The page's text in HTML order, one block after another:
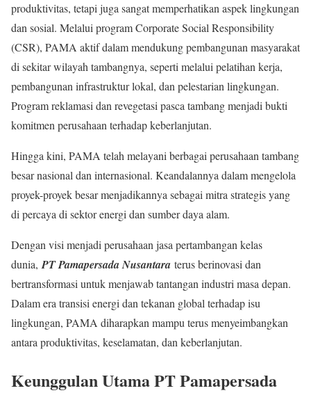
produktivitas, tetapi juga sangat memperhatikan aspek lingkungan
dan sosial. Melalui program Corporate Social Responsibility
(CSR), PAMA aktif dalam mendukung pembangunan masyarakat
di sekitar wilayah tambangnya, seperti melalui pelatihan kerja,
pembangunan infrastruktur lokal, dan pelestarian lingkungan.
Program reklamasi dan revegetasi pasca tambang menjadi bukti
komitmen perusahaan terhadap keberlanjutan.
Hingga kini, PAMA telah melayani berbagai perusahaan tambang
besar nasional dan internasional. Keandalannya dalam mengelola
proyek-proyek besar menjadikannya sebagai mitra strategis yang
di percaya di sektor energi dan sumber daya alam.
Dengan visi menjadi perusahaan jasa pertambangan kelas
dunia, PT Pamapersada Nusantara terus berinovasi dan
bertransformasi untuk menjawab tantangan industri masa depan.
Dalam era transisi energi dan tekanan global terhadap isu
lingkungan, PAMA diharapkan mampu terus menyeimbangkan
antara produktivitas, keselamatan, dan keberlanjutan.
Keunggulan Utama PT Pamapersada